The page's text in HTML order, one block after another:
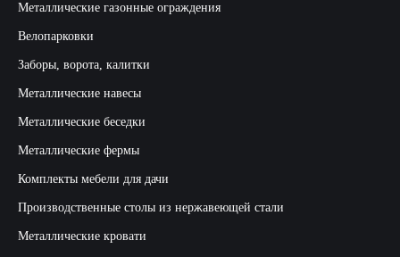
Металлические газонные ограждения
Велопарковки
Заборы, ворота, калитки
Металлические навесы
Металлические беседки
Металлические фермы
Комплекты мебели для дачи
Производственные столы из нержавеющей стали
Металлические кровати